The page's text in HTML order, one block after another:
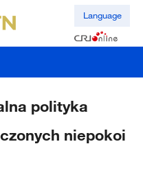
Language
polityka
niepokoi